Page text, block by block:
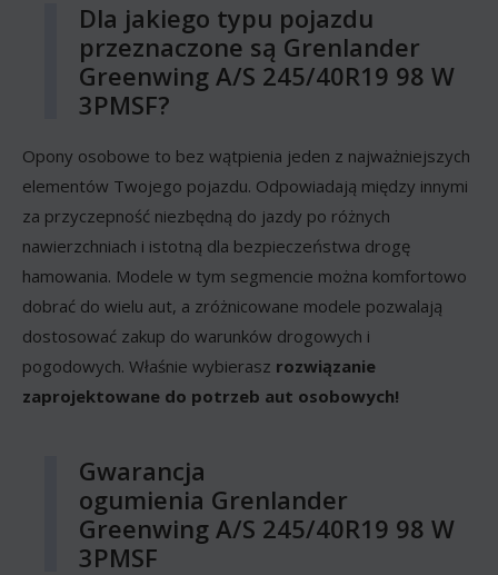
Dla jakiego typu pojazdu
przeznaczone są Grenlander
Greenwing A/S 245/40R19 98 W
3PMSF?
Opony osobowe to bez wątpienia jeden z najważniejszych
elementów Twojego pojazdu. Odpowiadają między innymi
za przyczepność niezbędną do jazdy po różnych
nawierzchniach i istotną dla bezpieczeństwa drogę
hamowania. Modele w tym segmencie można komfortowo
dobrać do wielu aut, a zróżnicowane modele pozwalają
dostosować zakup do warunków drogowych i
pogodowych. Właśnie wybierasz rozwiązanie
zaprojektowane do potrzeb aut osobowych!
Gwarancja
ogumienia Grenlander
Greenwing A/S 245/40R19 98 W
3PMSF